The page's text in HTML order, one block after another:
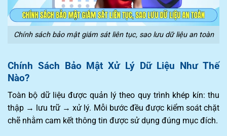
Chính sách bảo mật giám sát liên tục, sao lưu dữ liệu an toàn
Chính Sách Bảo Mật Xử Lý Dữ Liệu Như Thế
Nào?
Toàn bộ dữ liệu được quản lý theo quy trình khép kín: thu
thập → lưu trữ → xử lý. Mỗi bước đều được kiểm soát chặt
chẽ nhằm cam kết thông tin được sử dụng đúng mục đích.